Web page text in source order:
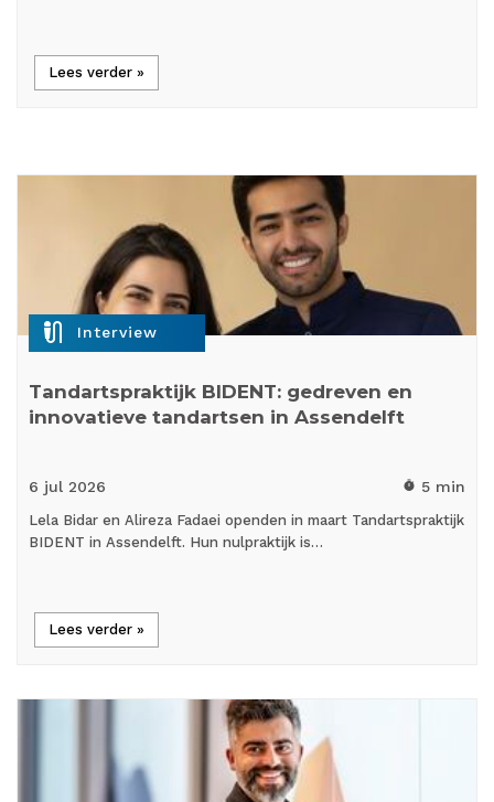
Lees verder »
mic_external_on Interview
Tandartspraktijk BIDENT: gedreven en
innovatieve tandartsen in Assendelft
6 jul 2026 timer 5 min
Lela Bidar en Alireza Fadaei openden in maart Tandartspraktijk
BIDENT in Assendelft. Hun nulpraktijk is…
Lees verder »